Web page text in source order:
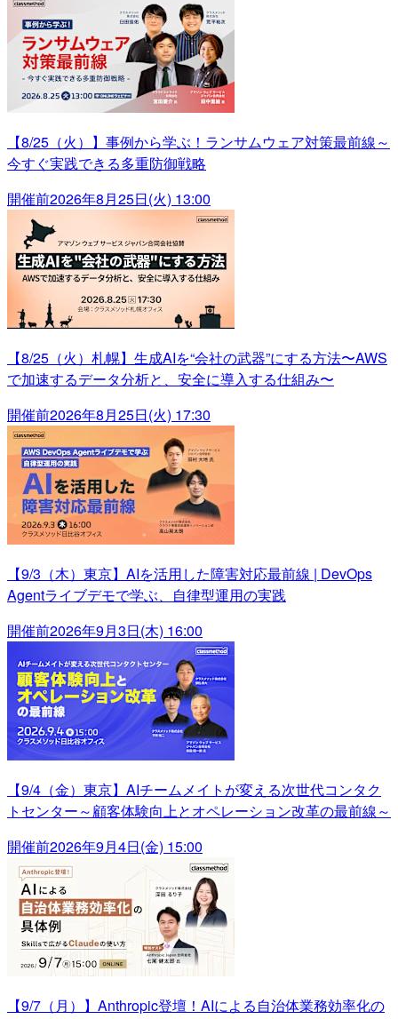
【8/25（火）】事例から学ぶ！ランサムウェア対策最前線～
今すぐ実践できる多重防御戦略
開催前2026年8月25日(火) 13:00
【8/25（火）札幌】生成AIを“会社の武器”にする方法〜AWS
で加速するデータ分析と、安全に導入する仕組み〜
開催前2026年8月25日(火) 17:30
【9/3（木）東京】AIを活用した障害対応最前線 | DevOps
Agentライブデモで学ぶ、自律型運用の実践
開催前2026年9月3日(木) 16:00
【9/4（金）東京】AIチームメイトが変える次世代コンタク
トセンター～顧客体験向上とオペレーション改革の最前線～
開催前2026年9月4日(金) 15:00
【9/7（月）】Anthropic登壇！AIによる自治体業務効率化の